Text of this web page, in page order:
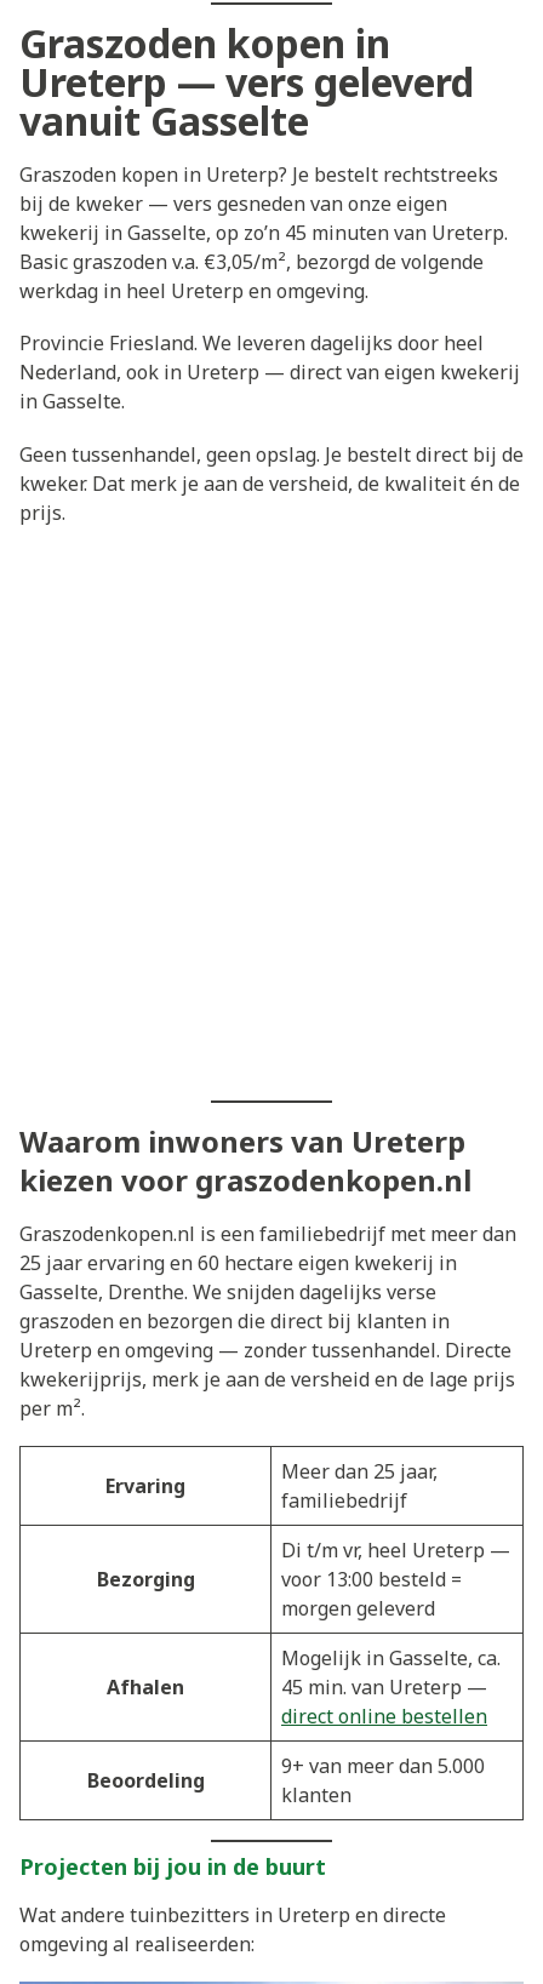
Graszoden kopen in
Ureterp — vers geleverd
vanuit Gasselte
Graszoden kopen in Ureterp? Je bestelt rechtstreeks
bij de kweker — vers gesneden van onze eigen
kwekerij in Gasselte, op zo’n 45 minuten van Ureterp.
Basic graszoden v.a. €3,05/m², bezorgd de volgende
werkdag in heel Ureterp en omgeving.
Provincie Friesland. We leveren dagelijks door heel
Nederland, ook in Ureterp — direct van eigen kwekerij
in Gasselte.
Geen tussenhandel, geen opslag. Je bestelt direct bij de
kweker. Dat merk je aan de versheid, de kwaliteit én de
prijs.
Waarom inwoners van Ureterp
kiezen voor graszodenkopen.nl
Graszodenkopen.nl is een familiebedrijf met meer dan
25 jaar ervaring en 60 hectare eigen kwekerij in
Gasselte, Drenthe. We snijden dagelijks verse
graszoden en bezorgen die direct bij klanten in
Ureterp en omgeving — zonder tussenhandel. Directe
kwekerijprijs, merk je aan de versheid en de lage prijs
per m².
Ervaring
Meer dan 25 jaar,
familiebedrijf
Bezorging
Di t/m vr, heel Ureterp —
voor 13:00 besteld =
morgen geleverd
Afhalen
Mogelijk in Gasselte, ca.
45 min. van Ureterp —
direct online bestellen
Beoordeling
9+ van meer dan 5.000
klanten
Projecten bij jou in de buurt
Wat andere tuinbezitters in Ureterp en directe
omgeving al realiseerden: